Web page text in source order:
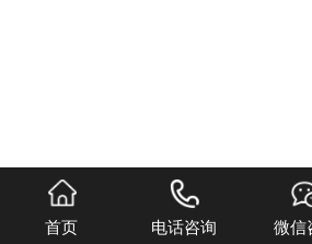
首页 电话咨询 微信